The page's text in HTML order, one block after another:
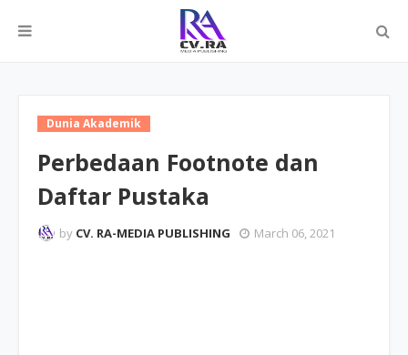
Dunia Akademik
Perbedaan Footnote dan
Daftar Pustaka
by CV. RA-MEDIA PUBLISHING March 06, 2021